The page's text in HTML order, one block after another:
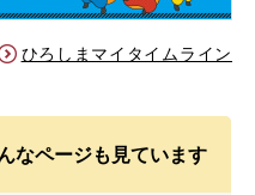
ひろしまマイタイムライン
なページも見ています